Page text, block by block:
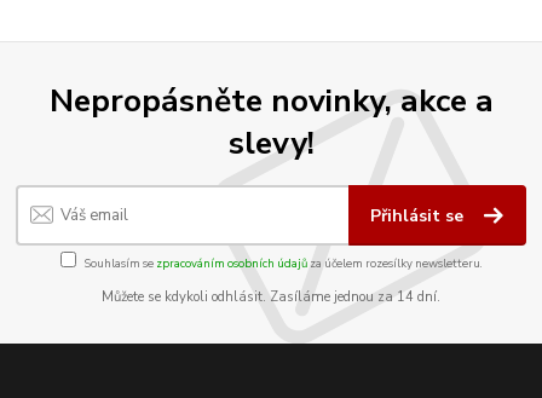
Nepropásněte novinky, akce a
slevy!
Přihlásit se
Souhlasím se zpracováním osobních údajůza účelem rozesílky newsletteru.
Můžete se kdykoli odhlásit. Zasíláme jednou za 14 dní.